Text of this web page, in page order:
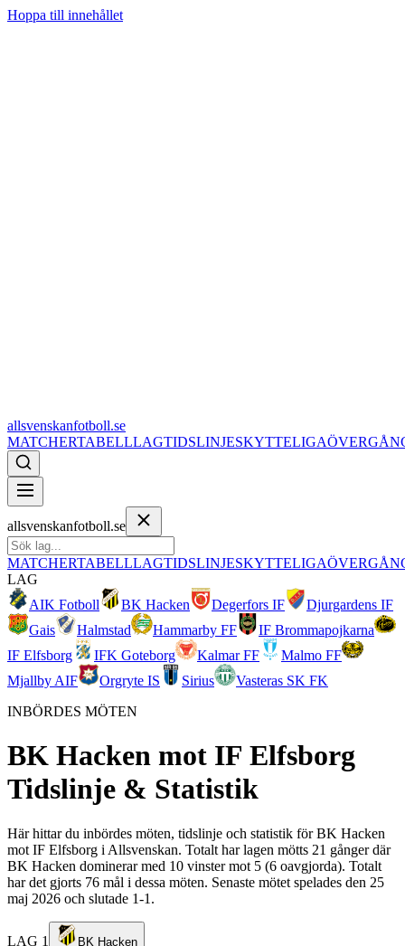
Hoppa till innehållet
allsvenskanfotboll.se
MATCHERTABELLLAGTIDSLINJESKYTTELIGA
allsvenskanfotboll.se
MATCHERTABELLLAGTIDSLINJESKYTTELIGA
LAG
AIK Fotboll
BK Hacken Degerfors IF
Djurgardens IF
Gais
Halmstad Hammarby FF
IF Brommapojkarna
IF Elfsborg
IFK Goteborg Kalmar FF
Malmo FF
Mjallby AIF
Orgryte IS Sirius
Vasteras SK FK
INBÖRDES MÖTEN
BK Hacken mot IF Elfsborg
Tidslinje & Statistik
Här hittar du inbördes möten, tidslinje och statistik för BK Hacken
mot IF Elfsborg i Allsvenskan. Totalt har lagen mötts 21 gånger där
BK Hacken dominerar med 10 vinster mot 5 (6 oavgjorda). Totalt
har det gjorts 76 mål i dessa möten. Senaste mötet spelades den 25
maj 2026 och slutade 1-1.
LAG 1 BK Hacken